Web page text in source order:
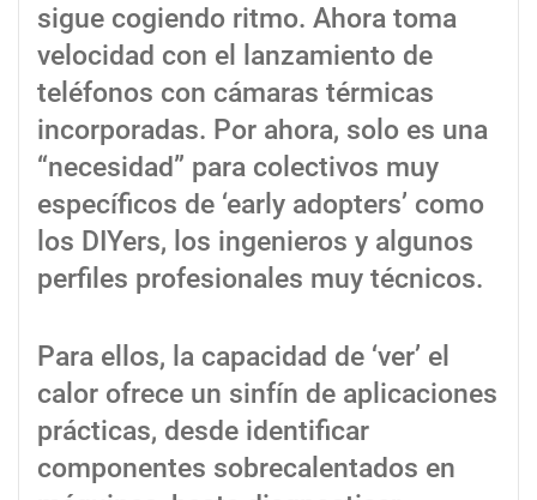
sigue cogiendo ritmo. Ahora toma
velocidad con el lanzamiento de
teléfonos con cámaras térmicas
incorporadas. Por ahora, solo es una
“necesidad” para colectivos muy
específicos de ‘early adopters’ como
los DIYers, los ingenieros y algunos
perfiles profesionales muy técnicos.
Para ellos, la capacidad de ‘ver’ el
calor ofrece un sinfín de aplicaciones
prácticas, desde identificar
componentes sobrecalentados en